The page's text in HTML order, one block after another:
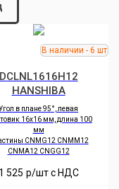
DCLNL1616H12
HANSHIBA
в плане 95°, левая
16х16 мм, длина 100
мм
CNMG12 CNMM12
CNMA12 CNGG12
1 525 р/шт c НДС